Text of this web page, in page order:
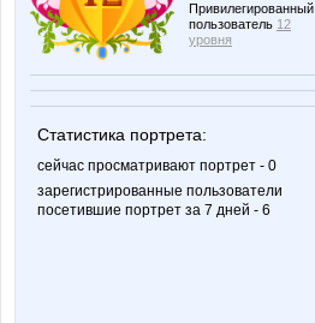
Привилегированный
пользователь 12
уровня
Статистика портрета:
сейчас просматривают портрет - 0
зарегистрированные пользователи
посетившие портрет за 7 дней - 6